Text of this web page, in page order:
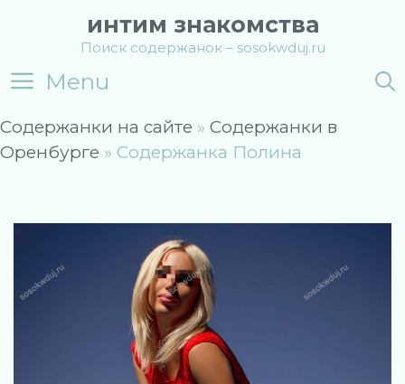
интим знакомства
Поиск содержанок – sosokwduj.ru
Menu
Содержанки на сайте » Содержанки в
Оренбурге » Содержанка Полина